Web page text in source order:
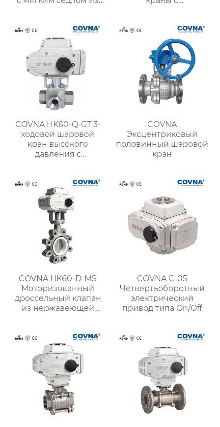
COVNA HK60-Q-GT 3-
ходовой шаровой
кран высокого
давления с
COVNA
Эксцентриковый
половинный шаровой
кран
COVNA HK60-D-MS
Моторизованный
дроссельный клапан
из нержавеющей
COVNA C-05
Четвертьоборотный
электрический
привод типа On/Off